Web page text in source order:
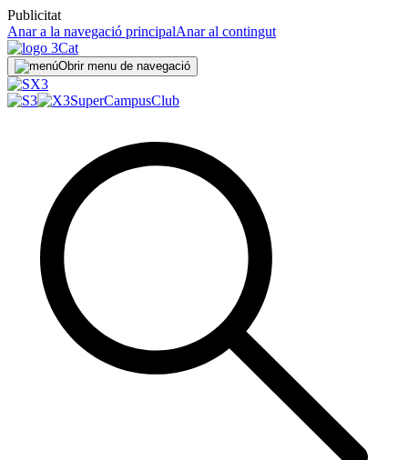
Publicitat
Anar a la navegació principalAnar al contingut
Obrir menu de navegació
SuperCampusClub